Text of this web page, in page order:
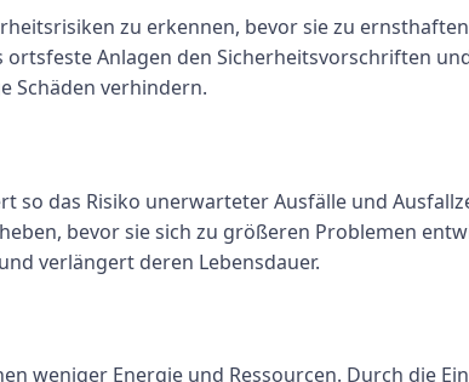
zu erkennen, bevor sie zu
Anlagen den Sicherheitsvorschriften
Schäden verhindern.
das Risiko unerwarteter Ausfälle und
bevor sie sich zu größeren Problemen
verlängert deren Lebensdauer.
weniger Energie und Ressourcen. Durch die